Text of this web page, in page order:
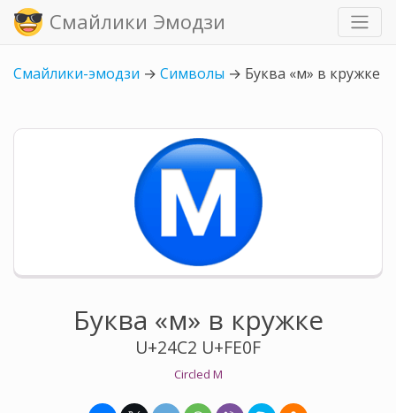
Смайлики Эмодзи
Смайлики-эмодзи → Символы → Буква «м» в кружке
Буква «м» в кружке
U+24C2 U+FE0F
Circled M